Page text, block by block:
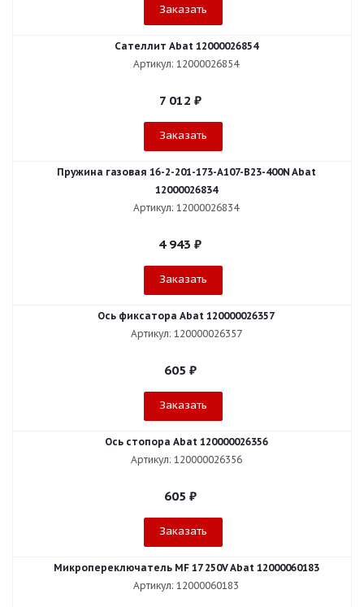
Заказать
Сателлит Abat 12000026854
Артикул: 12000026854
7 012 ₽
Заказать
Пружина газовая 16-2-201-173-A107-B23-400N Abat
12000026834
Артикул: 12000026834
4 943 ₽
Заказать
Ось фиксатора Abat 120000026357
Артикул: 120000026357
605 ₽
Заказать
Ось стопора Abat 120000026356
Артикул: 120000026356
605 ₽
Заказать
Микропереключатель MF 17 250V Abat 12000060183
Артикул: 12000060183